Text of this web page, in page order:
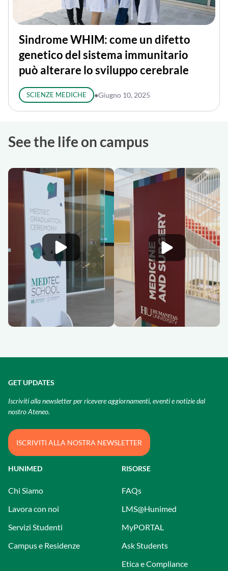
Sindrome WHIM: come un difetto
genetico del sistema immunitario
può alterare lo sviluppo cerebrale
SCIENZE MEDICHE ●Giugno 10, 2025
See the life on campus
HUNIMED
Chi Siamo
Lavora con noi
Servizi Studenti
Campus e Residenze
RISORSE
FAQs
LMS@Hunimed
MyPORTAL
Ask Students
Etica e Compliance
GET UPDATES
Iscriviti alla newsletter per ricevere aggiornamenti, eventi e notizie dal
nostro Ateneo.
ISCRIVITI ALLA NOSTRA NEWSLETTER